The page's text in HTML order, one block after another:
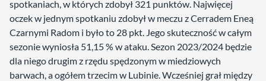
spotkaniach, w których zdobył 321 punktów. Najwięcej
oczek w jednym spotkaniu zdobył w meczu z Cerradem Eneą
Czarnymi Radom i było to 28 pkt. Jego skuteczność w całym
sezonie wyniosła 51,15 % w ataku. Sezon 2023/2024 będzie
dla niego drugim z rzędu spędzonym w miedziowych
barwach, a ogółem trzecim w Lubinie. Wcześniej grał między